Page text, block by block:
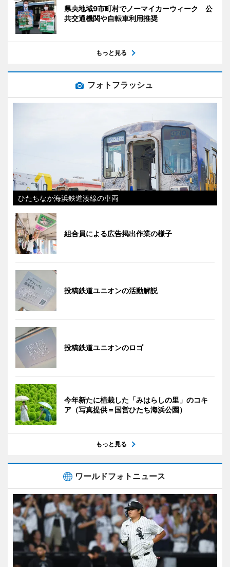
県央地域9市町村でノーマイカーウィーク 公
共交通機関や自転車利用推奨
もっと見る
フォトフラッシュ
ひたちなか海浜鉄道湊線の車両
組合員による広告掲出作業の様子
投稿鉄道ユニオンの活動解説
投稿鉄道ユニオンのロゴ
今年新たに植栽した「みはらしの里」のコキ
ア（写真提供＝国営ひたち海浜公園）
もっと見る
ワールドフォトニュース